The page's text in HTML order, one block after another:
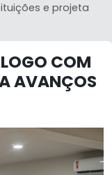
e projeta
COM
AVANÇOS